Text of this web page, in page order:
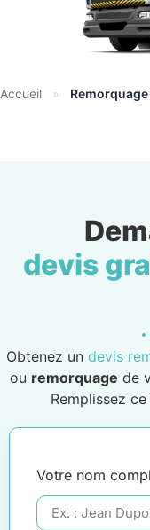
Accueil »
devis
Obtenez un devis
ou remorquage de
Remplissez
Votre nom